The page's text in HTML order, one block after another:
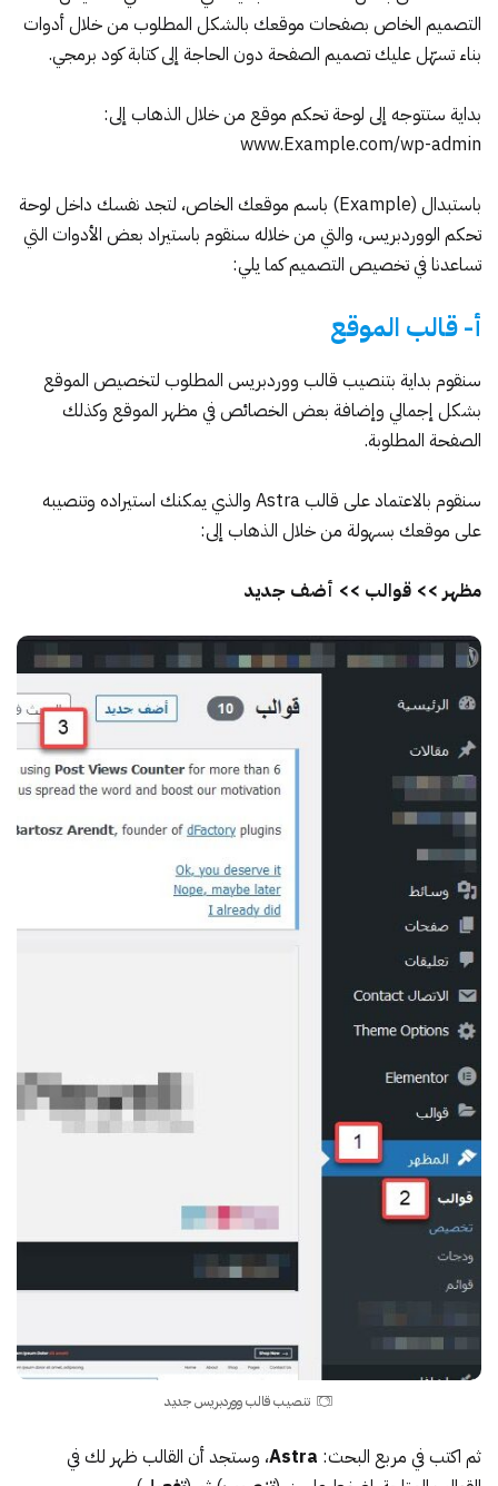
التصميم الخاص بصفحات موقعك بالشكل المطلوب من خلال أدوات
بناء تسهّل عليك تصميم الصفحة دون الحاجة إلى كتابة كود برمجي.
بداية ستتوجه إلى لوحة تحكم موقع من خلال الذهاب إلى:
www.Example.com/wp-admin
باستبدال (Example) باسم موقعك الخاص، لتجد نفسك داخل
لوحة
تحكم الووردبريس، والتي من خلاله سنقوم باستيراد بعض الأدوات التي
تساعدنا في تخصيص التصميم كما يلي:
أ- قالب الموقع
سنقوم بداية بتنصيب قالب ووردبريس المطلوب لتخصيص الموقع
بشكل إجمالي وإضافة بعض الخصائص في مظهر الموقع وكذلك
الصفحة المطلوبة.
سنقوم بالاعتماد على قالب Astra
والذي يمكنك استيراده وتنصيبه
على موقعك بسهولة من خلال الذهاب إلى:
مظهر >> قوالب >> أضف جديد
تنصيب قالب ووردبريس جديد
ثم اكتب في مربع البحث: Astra، وستجد أن القالب ظهر لك في